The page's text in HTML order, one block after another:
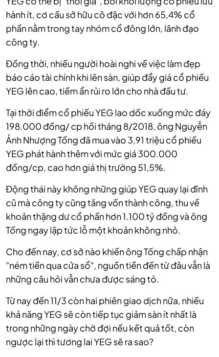
hành ít, cơ cấu sở hữu cô đặc với hơn 65,4% cổ
phần nằm trong tay nhóm cổ đông lớn, lãnh đạo
công ty.
Đồng thời, nhiều người hoài nghi về việc làm đẹp
báo cáo tài chính khi lên sàn, giúp đẩy giá cổ phiếu
YEG lên cao, tiềm ẩn rủi ro lớn cho nhà đầu tư.
Tại thời điểm cổ phiếu YEG lao dốc xuống mức đáy
198.000 đồng/ cp hồi tháng 8/2018, ông Nguyễn
Ảnh Nhượng Tống đã mua vào 3,91 triệu cổ phiếu
YEG phát hành thêm với mức giá 300.000
đồng/cp, cao hơn giá thị trường 51,5%.
Động thái này không những giúp YEG quay lại đỉnh
cũ mà công ty cũng tăng vốn thành công, thu về
khoản thặng dư cổ phần hơn 1.100 tỷ đồng và ông
Tống ngay lập tức lỗ một khoản không nhỏ.
Cho đến nay, cơ sở nào khiến ông Tống chấp nhận
"ném tiền qua cửa sổ", nguồn tiền đến từ đâu vẫn là
những câu hỏi vẫn chưa được sáng tỏ.
Từ nay đến 11/3 còn hai phiên giao dịch nữa, nhiều
khả năng YEG sẽ còn tiếp tục giảm sàn ít nhất là
trong những ngày chờ đợi nếu kết quả tốt, còn
ngược lại thì tương lai YEG sẽ ra sao?